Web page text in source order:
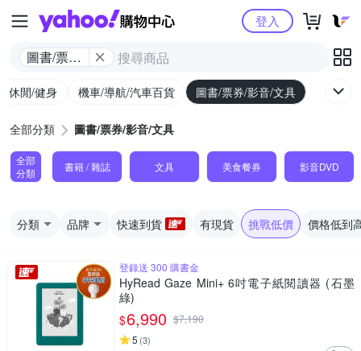
Yahoo購物中心
圖書/票券/
登入
/休閒/健身 機車/導航/汽車百貨 圖書/票券/影音/文具
全部分類 圖書/票券/影音/文具
全部
分類
書籍 / 雜誌 文具 美食餐券 影音DVD
分類 品牌 快速到貨 有現貨 挑戰低價 價格低到
登錄送 300 購書金
HyRead Gaze Mini+ 6吋電子紙閱讀器 (石墨
綠)
$6,990 $7,190
5 (3)